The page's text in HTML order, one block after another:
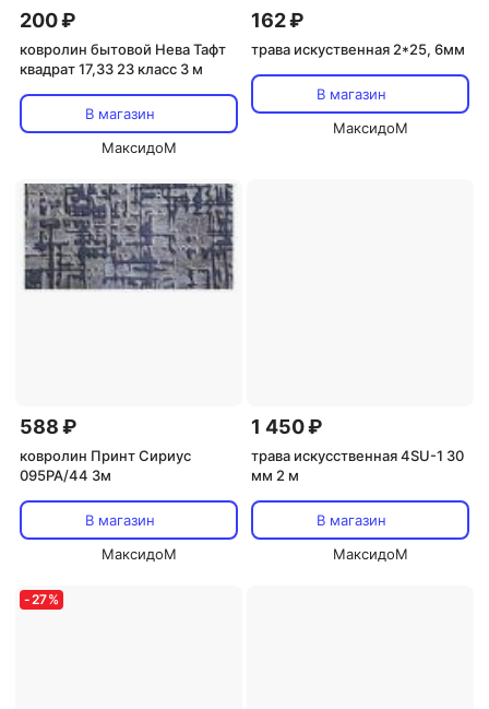
200 ₽
ковролин бытовой Нева Тафт
квадрат 17,33 23 класс 3 м
В магазин
МаксидоМ
162 ₽
трава искуственная 2*25, 6мм
В магазин
МаксидоМ
588 ₽
ковролин Принт Сириус
095PA/44 3м
В магазин
МаксидоМ
1 450 ₽
трава искусственная 4SU-1 30
мм 2 м
В магазин
МаксидоМ
-27%